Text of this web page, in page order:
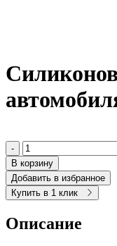
-
В корзину
Добавить в избранное
Купить в 1 клик
Описание